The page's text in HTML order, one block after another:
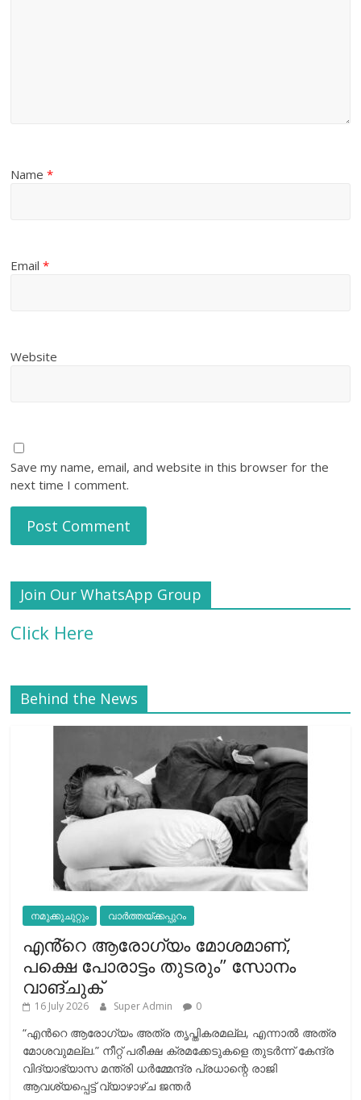
Name*
Email*
Website
Save my name, email, and website in this browser for the
next time I comment.
Join Our WhatsApp Group
Click Here
Behind the News
നമുക്കുചുറ്റും വാർത്തയ്ക്കപ്പുറം
എൻ്റെ ആരോഗ്യം മോശമാണ്,
പക്ഷെ പോരാട്ടം തുടരും” സോനം
വാങ്ചുക്
16 July 2026 Super Admin 0
“എന്‍റെ ആരോഗ്യം അത്ര തൃപ്തികരമല്ല, എന്നാൽ അത്ര
മോശവുമല്ല.” നീറ്റ് പരീക്ഷ ക്രമക്കേടുകളെ തുടർന്ന് കേന്ദ്ര
വിദ്യാഭ്യാസ മന്ത്രി ധർമ്മേന്ദ്ര പ്രധാന്റെ രാജി
ആവശ്യപ്പെട്ട് വ്യാഴാഴ്ച ജന്തർ